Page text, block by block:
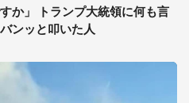
か」 トランプ大統領に何も言
ンッと叩いた人